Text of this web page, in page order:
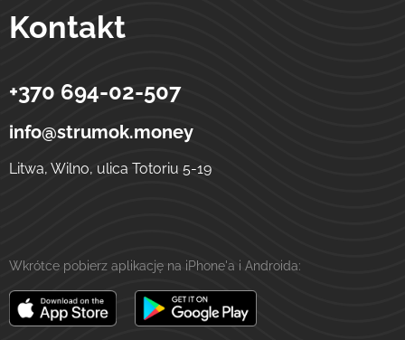
Kontakt
Strumok
Przelewy na Ukrainę
ulica Totoriu, 5-19
+370 694-02-507
info@strumok.money
Litwa, Wilno, ulica Totoriu 5-19
Wkrótce pobierz aplikację na iPhone'a i Androida: